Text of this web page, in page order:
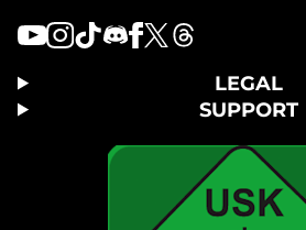
LEGAL
SUPPORT